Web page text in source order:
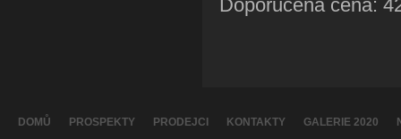
Doporučená cena:
DOMŮ PROSPEKTY PRODEJCI KONTAKTY GALERIE 2020